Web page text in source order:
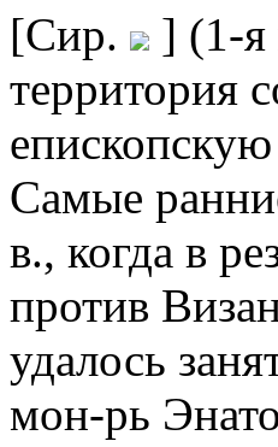
[Сир.
] (1-я
территория
Самые
в., когда в
против
удалось
мон-рь